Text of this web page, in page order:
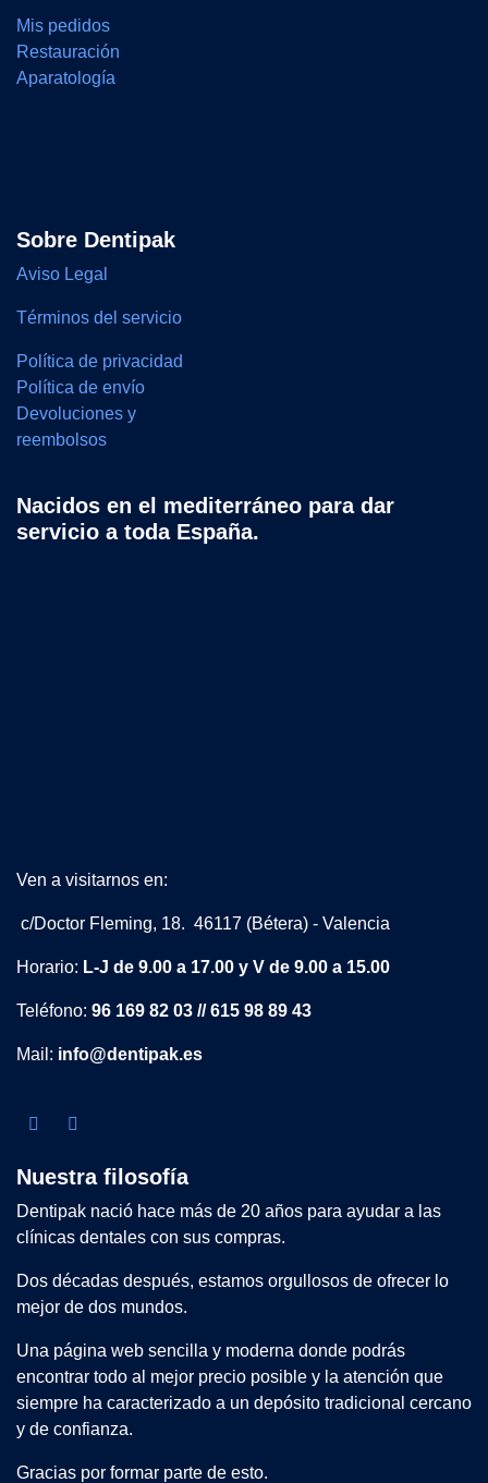
Mis pedidos
Restauración
Aparatología
Sobre Dentipak
Aviso Legal
Términos del servicio
Política de privacidad
Política de envío
Devoluciones y
reembolsos
Nacidos en el mediterráneo para dar
servicio a toda España.
Ven a visitarnos en:
c/Doctor Fleming, 18. 46117 (Bétera) - Valencia
Horario: L-J de 9.00 a 17.00 y V de 9.00 a 15.00
Teléfono: 96 169 82 03 // 615 98 89 43
Mail: info@dentipak.es
Nuestra filosofía
Dentipak nació hace más de 20 años para ayudar a las
clínicas dentales con sus compras.
Dos décadas después, estamos orgullosos de ofrecer lo
mejor de dos mundos.
Una página web sencilla y moderna donde podrás
encontrar todo al mejor precio posible y la atención que
siempre ha caracterizado a un depósito tradicional cercano
y de confianza.
Gracias por formar parte de esto.